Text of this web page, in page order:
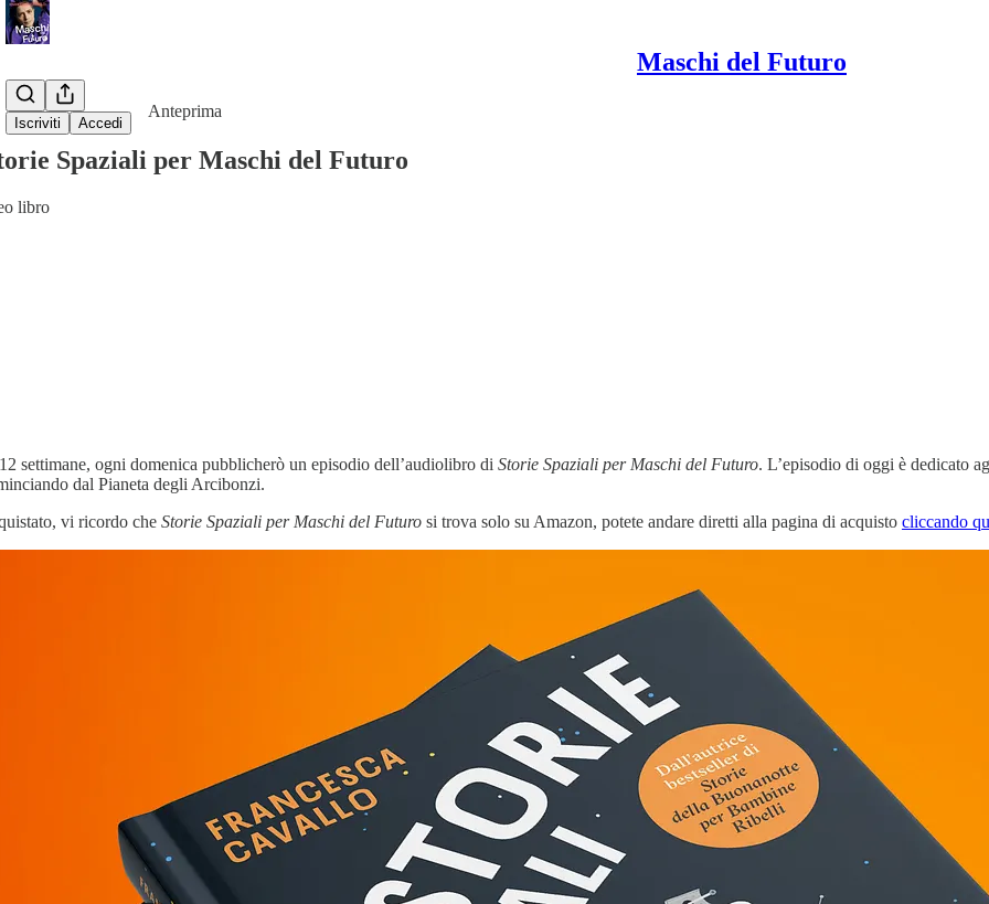
Maschi del Futuro
Iscriviti Accedi
Anteprima
Spaziali per Maschi del Futuro
libro
settimane, ogni domenica pubblicherò un episodio dell’audiolibro di Storie Spaziali per Maschi del Futuro. L’episodio di oggi è dedicato
dal Pianeta degli Arcibonzi.
vi ricordo che Storie Spaziali per Maschi del Futuro si trova solo su Amazon, potete andare diretti alla pagina di acquisto cliccando